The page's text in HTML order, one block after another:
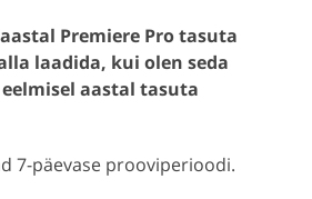
Premiere Pro tasuta
laadida, kui olen seda
aastal tasuta
7-päevase prooviperioodi.